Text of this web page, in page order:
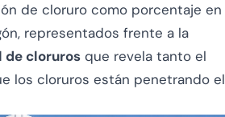
de cloruro como porcentaje en
representados frente a la
de cloruros que revela tanto el
los cloruros están penetrando el